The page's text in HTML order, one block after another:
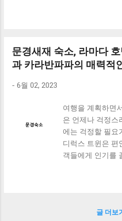
OABTKBDA 퓨어 화이트. 코시
랙. 큐센 멤브레인 무선 키보드
키보드 구매를 고려하실 때, 추가
다양한 할인 혜택과 빠른배송 혜
인해보세요. 추가할인 확인하기
루투스키보드 같은 상품을 고를
없습니다. 다양한 상품들을 상세
해서 구매하실 수 있도록 순위 추
러가기 추천상품 Best 유니콘 멀
거치형 저소음 블루투스 키보드,
문경새재 숙소, 라마다
과 카라반파파의 매력적
- 6월 02, 2023
여행을 계획하면
은 언제나 걱정스
에는 걱정할 필요
디럭스 트윈은 편
객들에게 인기를
과 함께하는 휴
성으로 인해 여
글 더보기